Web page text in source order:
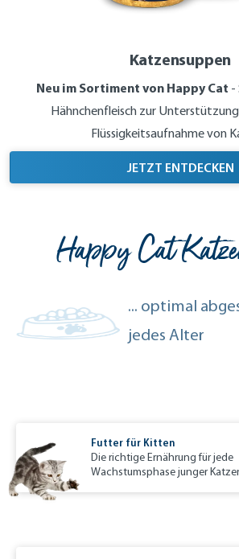
Katzensuppen
Neu im Sortiment von Happy Cat -
Hähnchenfleisch zur
Flüssigkeitsaufnahme von
JETZT ENTDECKEN
Happy Cat
... optimal
jedes Alter
Futter für Kitten
Die richtige Ernährung für jede
Wachstumsphase junger